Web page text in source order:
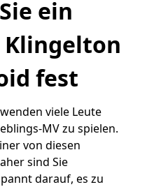
ein
Klingelton
fest
viele Leute
MV zu spielen.
von diesen
sind Sie
darauf, es zu